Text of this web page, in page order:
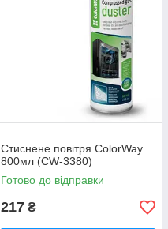
Стиснене повітря ColorWay
800мл (CW-3380)
Готово до відправки
217 ₴